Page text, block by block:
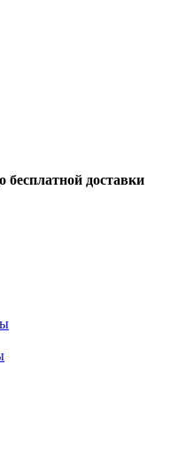
бесплатной доставки